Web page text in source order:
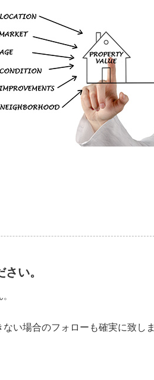
い。
い場合のフォローも確実に致しま